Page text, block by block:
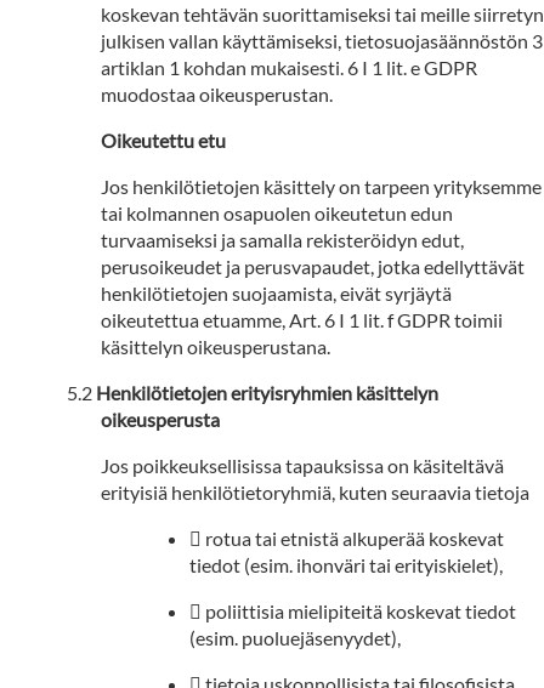
koskevan tehtävän suorittamiseksi tai meille siirretyn
julkisen vallan käyttämiseksi, tietosuojasäännöstön 3
artiklan 1 kohdan mukaisesti. 6 I 1 lit. e GDPR
muodostaa oikeusperustan.
Oikeutettu etu
Jos henkilötietojen käsittely on tarpeen yrityksemme
tai kolmannen osapuolen oikeutetun edun
turvaamiseksi ja samalla rekisteröidyn edut,
perusoikeudet ja perusvapaudet, jotka edellyttävät
henkilötietojen suojaamista, eivät syrjäytä
oikeutettua etuamme, Art. 6 I 1 lit. f GDPR toimii
käsittelyn oikeusperustana.
Henkilötietojen erityisryhmien käsittelyn
oikeusperusta
Jos poikkeuksellisissa tapauksissa on käsiteltävä
erityisiä henkilötietoryhmiä, kuten seuraavia tietoja
 rotua tai etnistä alkuperää koskevat
tiedot (esim. ihonväri tai erityiskielet),
 poliittisia mielipiteitä koskevat tiedot
(esim. puoluejäsenyydet),